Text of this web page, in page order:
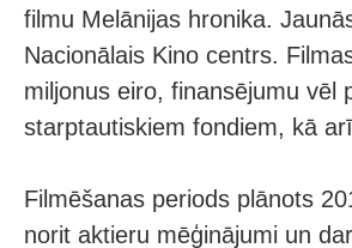
filmu Melānijas hronika.
Nacionālais Kino centrs.
miljonus eiro, finansējumu vēl
starptautiskiem fondiem, kā
Filmēšanas periods plānots
norit aktieru mēģinājumi un